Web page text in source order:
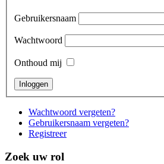
Gebruikersnaam
Wachtwoord
Onthoud mij
Wachtwoord vergeten?
Gebruikersnaam vergeten?
Registreer
Zoek uw rol